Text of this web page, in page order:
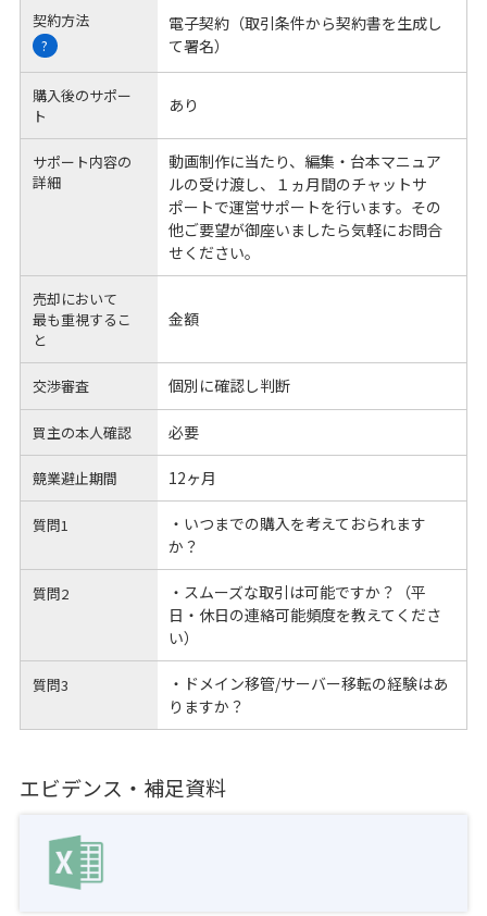
契約方法
?
電子契約（取引条件から契約書を生成し
て署名）
購入後のサポー
ト
あり
サポート内容の
詳細
動画制作に当たり、編集・台本マニュア
ルの受け渡し、１ヵ月間のチャットサ
ポートで運営サポートを行います。その
他ご要望が御座いましたら気軽にお問合
せください。
売却において
最も重視するこ
と
金額
交渉審査 個別に確認し判断
買主の本人確認 必要
競業避止期間 12ヶ月
質問1
・いつまでの購入を考えておられます
か？
質問2
・スムーズな取引は可能ですか？（平
日・休日の連絡可能頻度を教えてくださ
い）
質問3
・ドメイン移管/サーバー移転の経験はあ
りますか？
エビデンス・補足資料